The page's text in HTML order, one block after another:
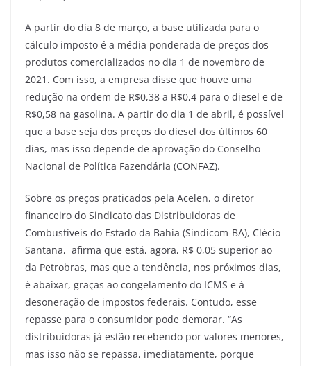
A partir do dia 8 de março, a base utilizada para o
cálculo imposto é a média ponderada de preços dos
produtos comercializados no dia 1 de novembro de
2021. Com isso, a empresa disse que houve uma
redução na ordem de R$0,38 a R$0,4 para o diesel e de
R$0,58 na gasolina. A partir do dia 1 de abril, é possível
que a base seja dos preços do diesel dos últimos 60
dias, mas isso depende de aprovação do Conselho
Nacional de Política Fazendária (CONFAZ).
Sobre os preços praticados pela Acelen, o diretor
financeiro do Sindicato das Distribuidoras de
Combustíveis do Estado da Bahia (Sindicom-BA), Clécio
Santana, afirma que está, agora, R$ 0,05 superior ao
da Petrobras, mas que a tendência, nos próximos dias,
é abaixar, graças ao congelamento do ICMS e à
desoneração de impostos federais. Contudo, esse
repasse para o consumidor pode demorar. “As
distribuidoras já estão recebendo por valores menores,
mas isso não se repassa, imediatamente, porque